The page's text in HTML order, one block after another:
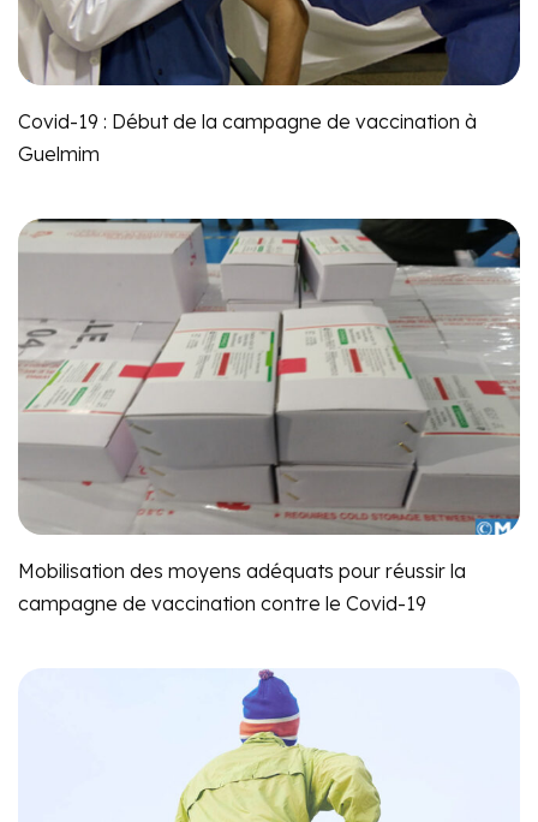
Covid-19 : Début de la campagne de vaccination à
Guelmim
Mobilisation des moyens adéquats pour réussir la
campagne de vaccination contre le Covid-19